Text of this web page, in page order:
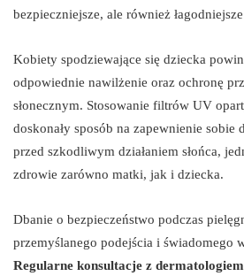
bezpieczniejsze, ale również
Kobiety spodziewające się dziecka
odpowiednie nawilżenie oraz ochronę
słonecznym. Stosowanie filtrów UV
doskonały sposób na zapewnienie sobie
przed szkodliwym działaniem słońca,
zdrowie zarówno matki, jak i dziecka.
Dbanie o bezpieczeństwo podczas
przemyślanego podejścia i świadomego
Regularne konsultacje z